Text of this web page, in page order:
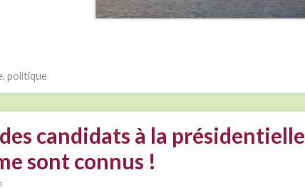
, politique
candidats à la présidentielle
sont connus !